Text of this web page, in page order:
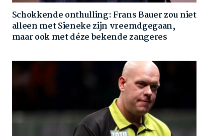
Schokkende onthulling: Frans Bauer zou niet
alleen met Sieneke zijn vreemdgegaan,
maar ook met déze bekende zangeres